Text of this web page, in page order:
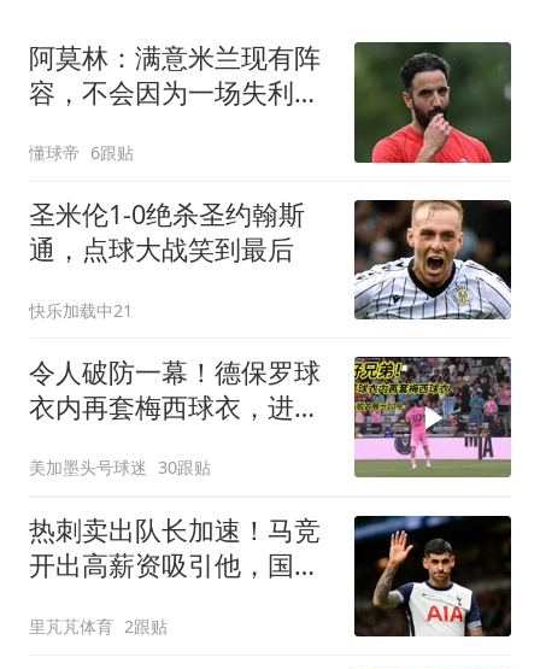
阿莫林：满意米兰现有阵
容，不会因为一场失利就
懂球帝 6跟贴
圣米伦1-0绝杀圣约翰斯
通，点球大战笑到最后
快乐加载中21
令人破防一幕！德保罗球
衣内再套梅西球衣，进球
美加墨头号球迷 30跟贴
热刺卖出队长加速！马竞
开出高薪资吸引他，国米
里芃芃体育 2跟贴